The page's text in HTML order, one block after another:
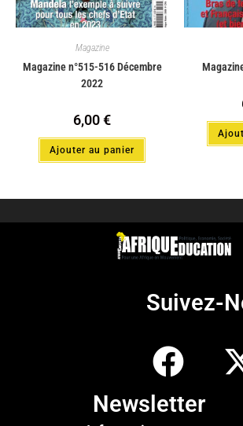
Magazine
Magazine n°515-516 Décembre
2022
6,00€
Ajouter au panier
Suivez-
Newsletter